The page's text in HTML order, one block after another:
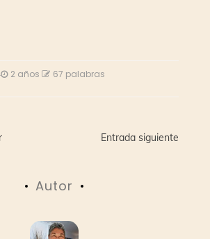
2 años 67 palabras
Entrada siguiente
Autor